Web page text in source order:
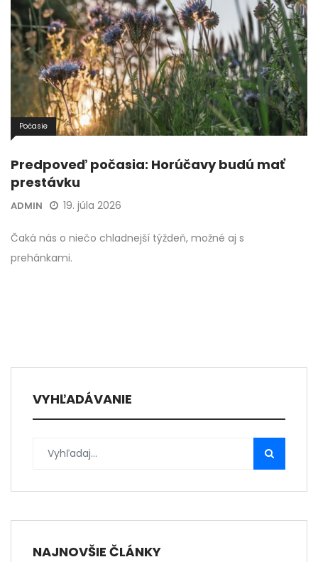
Počasie
Predpoveď počasia: Horúčavy budú mať
prestávku
ADMIN 19. júla 2026
Čaká nás o niečo chladnejší týždeň, možné aj s
prehánkami.
VYHĽADÁVANIE
NAJNOVŠIE ČLÁNKY